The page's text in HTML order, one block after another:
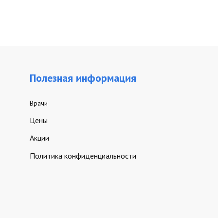
Полезная информация
Врачи
Цены
Акции
Политика конфиденциальности